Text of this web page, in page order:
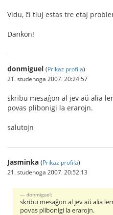
Vidu, ĉi tiuj estas tre etaj
Dankon!
donmiguel (Prikaz profila)
21. studenoga 2007. 20:24:57
skribu mesaĝon al jev aŭ alia
povas plibonigi la erarojn.
salutojn
Jasminka (Prikaz profila)
21. studenoga 2007. 20:52:13
donmiguel:
skribu mesaĝon al jev aŭ alia
povas plibonigi la erarojn.